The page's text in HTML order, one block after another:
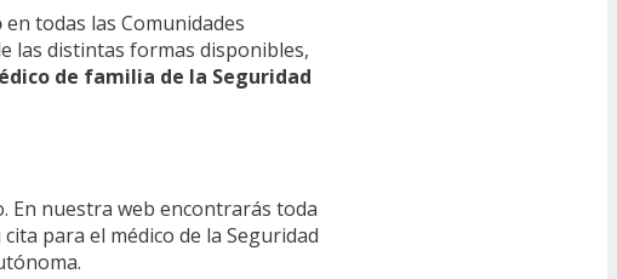
en todas las Comunidades
las distintas formas disponibles,
de familia de la Seguridad
En nuestra web encontrarás toda
para el médico de la Seguridad